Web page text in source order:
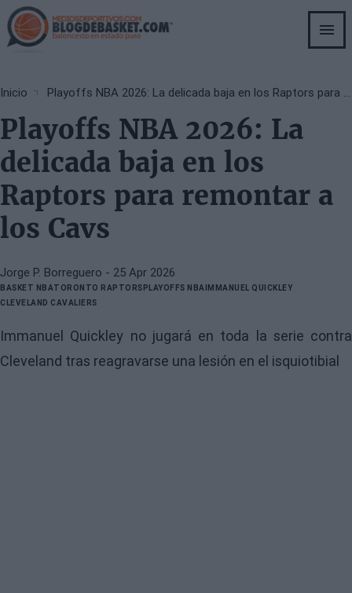
Skip
to
main
Breadcrumb
Inicio Playoffs NBA 2026: La delicada baja en los Raptors para remontar a los Cavs
Playoffs NBA 2026: La
delicada baja en los
Raptors para remontar a
los Cavs
Jorge P. Borreguero - 25 Apr 2026
BASKET NBATORONTO RAPTORSPLAYOFFS NBAIMMANUEL QUICKLEY
CLEVELAND CAVALIERS
Immanuel Quickley no jugará en toda la serie contra
Cleveland tras reagravarse una lesión en el isquiotibial